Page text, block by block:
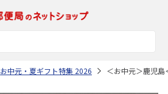
お中元・夏ギフト特集 2026 ＜お中元＞鹿児